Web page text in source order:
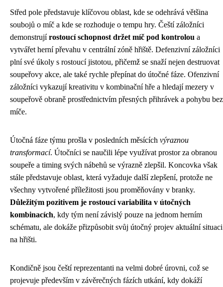
Střed pole představuje klíčovou oblast, kde se odehrává většina
soubojů o míč a kde se rozhoduje o tempu hry. Čeští záložníci
demonstrujírostoucí schopnost držet míč pod kontrolou a
vytvářet herní převahu v centrální zóně hřiště. Defenzivní záložníci
plní své úkoly s rostoucí jistotou, přičemž se snaží nejen destruovat
soupeřovy akce, ale také rychle přepínat do útočné fáze. Ofenzivní
záložníci vykazují kreativitu v kombinační hře a hledají mezery v
soupeřově obraně prostřednictvím přesných přihrávek a pohybu bez
míče.
Útočná fáze týmu prošla v posledních měsících výraznou
transformací. Útočníci se naučili lépe využívat prostor za obranou
soupeře a timing svých nábehů se výrazně zlepšil. Koncovka však
stále představuje oblast, která vyžaduje další zlepšení, protože ne
všechny vytvořené příležitosti jsou proměňovány v branky.
Důležitým pozitivem je rostoucí variabilita v útočných
kombinacích, kdy tým není závislý pouze na jednom herním
schématu, ale dokáže přizpůsobit svůj útočný projev aktuální situaci
na hřišti.
Kondičně jsou čeští reprezentanti na velmi dobré úrovni, což se
projevuje především v závěrečných fázích utkání, kdy dokáží